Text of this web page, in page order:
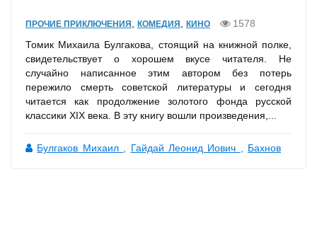
ПРОЧИЕ ПРИКЛЮЧЕНИЯ КОМЕДИЯ КИНО
1578
Томик Михаила Булгакова, стоящий на книжной полке,
свидетельствует о хорошем вкусе читателя. Не
случайно написанное этим автором без потерь
пережило смерть советской литературы и сегодня
читается как продолжение золотого фонда русской
классики XIX века. В эту книгу вошли произведения,...
Булгаков Михаил Гайдай Леонид Иович
Бахнов